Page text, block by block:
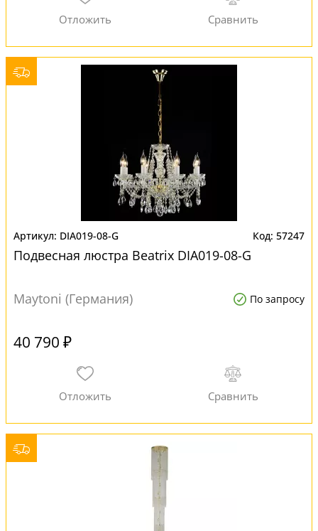
DIA019-08-G 57247
Подвесная люстра Beatrix DIA019-08-G
Maytoni (Германия) По запросу
40 790 ₽